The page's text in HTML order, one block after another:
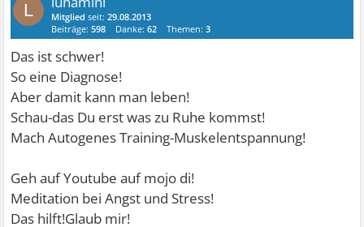
L Mitglied seit:29.08.2013
Beiträge:598 Danke:62 Themen:3
Das ist schwer!
So eine Diagnose!
Aber damit kann man leben!
Schau-das Du erst was zu Ruhe kommst!
Mach Autogenes Training-Muskelentspannung!
Geh auf Youtube auf mojo di!
Meditation bei Angst und Stress!
Das hilft!Glaub mir!